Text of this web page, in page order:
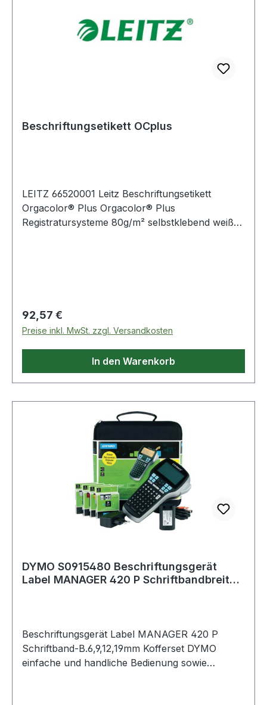
Beschriftungsetikett OCplus
LEITZ 66520001 Leitz Beschriftungsetikett
Orgacolor® Plus Orgacolor® Plus
Registratursysteme 80g/m² selbstklebend weiß
Regulärer Preis:
92,57 €
Preise inkl. MwSt. zzgl. Versandkosten
In den Warenkorb
DYMO S0915480 Beschriftungsgerät
Label MANAGER 420 P Schriftbandbreiten
Beschriftungsgerät Label MANAGER 420 P
Schriftband-B.6,9,12,19mm Kofferset DYMO
einfache und handliche Bedienung sowie